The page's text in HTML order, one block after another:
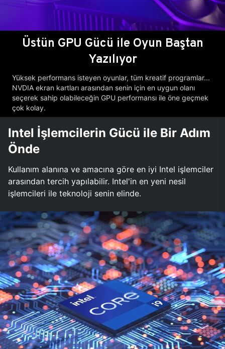
Üstün GPU Gücü ile Oyun Baştan
Yazılıyor
Yüksek performans isteyen oyunlar, tüm kreatif programlar...
NVDIA ekran kartları arasından senin için en uygun olanı
seçerek sahip olabileceğin GPU performansı ile öne geçmek
çok kolay.
Intel İşlemcilerin Gücü ile Bir Adım
Önde
Kullanım alanına ve amacına göre en iyi Intel işlemciler
arasından tercih yapılabilir. Intel'in en yeni nesil
işlemcileri ile teknoloji senin elinde.